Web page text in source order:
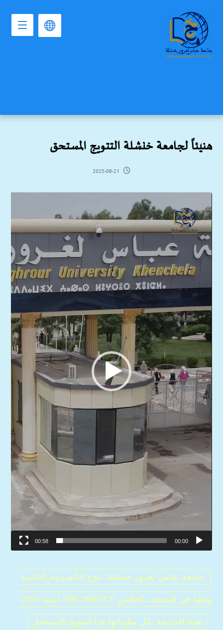
هنيئاً لجامعة خنشلة التتويج المستحق
2025-06-21
مشغل
الفيديو
00:00
00:58
جامعة عباس لغرور خنشلة؛ تتوج #بالمـرتبة_الثـانيـة
وطنيا في التصنيف العالمي THE IMPACT لسنة 2025.
✨ هنيئا للجامعة بكل مكوناتها هذا التتويج المستحق